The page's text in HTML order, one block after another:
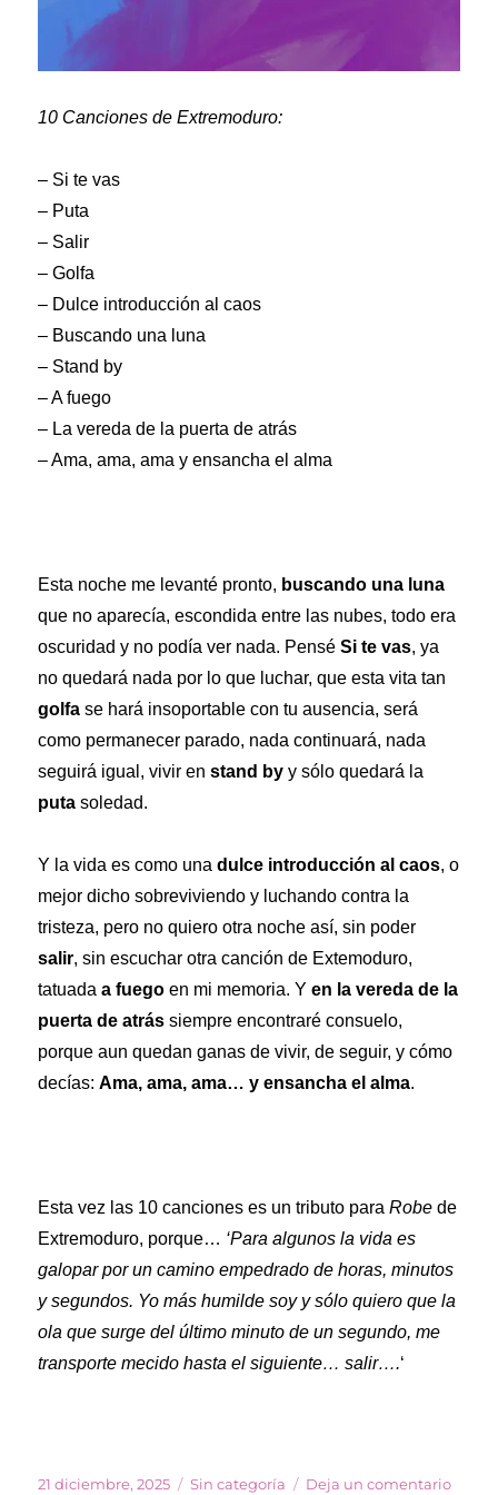
10 Canciones de Extremoduro:
– Si te vas
– Puta
– Salir
– Golfa
– Dulce introducción al caos
– Buscando una luna
– Stand by
– A fuego
– La vereda de la puerta de atrás
– Ama, ama, ama y ensancha el alma
Esta noche me levanté pronto, buscando una luna
que no aparecía, escondida entre las nubes, todo era
oscuridad y no podía ver nada. PenséSi te vas, ya
no quedará nada por lo que luchar, que esta vita tan
golfa se hará insoportable con tu ausencia, será
como permanecer parado, nada continuará, nada
seguirá igual, vivir enstand byy sólo quedará la
puta soledad.
Y la vida es como unadulce introducción al caos, o
mejor dicho sobreviviendo y luchando contra la
tristeza, pero no quiero otra noche así, sin poder
salir, sin escuchar otra canción de Extemoduro,
tatuadaa fuego en mi memoria. Yen la vereda de la
puerta de atrás siempre encontraré consuelo,
porque aun quedan ganas de vivir, de seguir, y cómo
decías:Ama, ama, ama… y ensancha el alma.
Esta vez las 10 canciones es un tributo para Robe de
Extremoduro, porque… ‘Para algunos la vida es
galopar por un camino empedrado de horas, minutos
y segundos. Yo más humilde soy y sólo quiero que la
ola que surge del último minuto de un segundo, me
transporte mecido hasta el siguiente… salir….‘
Publicado
21 diciembre, 2025 Categorías
Sin categoría Deja un comentarioen